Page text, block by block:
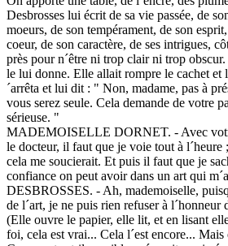
Desbrosses lui écrit de sa vie passée, de
moeurs, de son tempérament, de son
coeur, de son caractère, de ses intrigues,
près pour n´être ni trop clair ni trop
le lui donne. Elle allait rompre le cachet et
´arrêta et lui dit : " Non, madame, pas à
vous serez seule. Cela demande de votre
sérieuse. "
MADEMOISELLE DORNET. - Avec
le docteur, il faut que je voie tout à l´heure
cela me soucierait. Et puis il faut que je
confiance on peut avoir dans un art qui
DESBROSSES. - Ah, mademoiselle,
de l´art, je ne puis rien refuser à l´honneur
(Elle ouvre le papier, elle lit, et en lisant
foi, cela est vrai... Cela l´est encore...